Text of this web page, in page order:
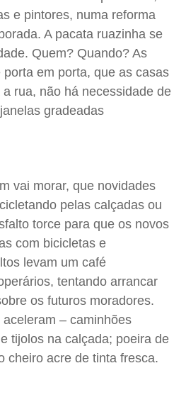
e pintores, numa reforma
A pacata ruazinha se
Quem? Quando? As
em porta, que as casas
rua, não há necessidade de
gradeadas
vai morar, que novidades
pelas calçadas ou
torce para que os novos
com bicicletas e
levam um café
tentando arrancar
os futuros moradores.
– caminhões
tijolos na calçada; poeira de
cheiro acre de tinta fresca.